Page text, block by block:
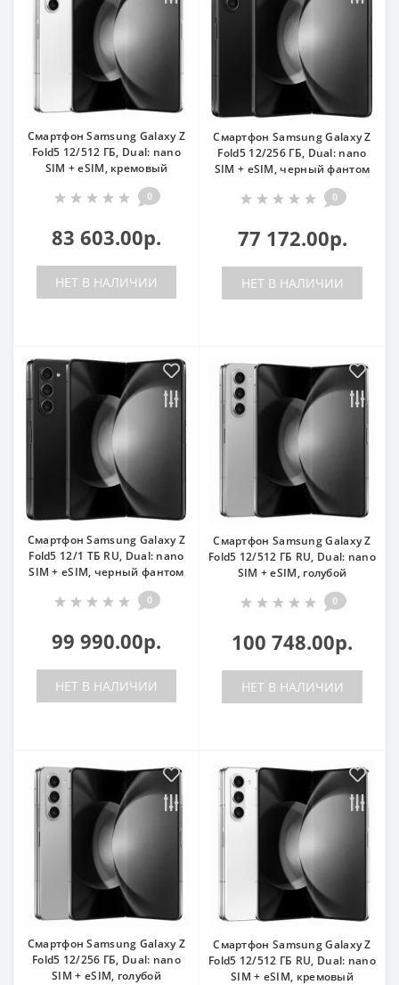
Смартфон Samsung Galaxy Z
Fold5 12/512 ГБ, Dual: nano
SIM + eSIM, кремовый
0
83 603.00р.
НЕТ В НАЛИЧИИ
Смартфон Samsung Galaxy Z
Fold5 12/256 ГБ, Dual: nano
SIM + eSIM, черный фантом
0
77 172.00р.
НЕТ В НАЛИЧИИ
Смартфон Samsung Galaxy Z
Fold5 12/1 ТБ RU, Dual: nano
SIM + eSIM, черный фантом
0
99 990.00р.
НЕТ В НАЛИЧИИ
Смартфон Samsung Galaxy Z
Fold5 12/512 ГБ RU, Dual: nano
SIM + eSIM, голубой
0
100 748.00р.
НЕТ В НАЛИЧИИ
Смартфон Samsung Galaxy Z
Fold5 12/256 ГБ, Dual: nano
SIM + eSIM, голубой
Смартфон Samsung Galaxy Z
Fold5 12/512 ГБ RU, Dual: nano
SIM + eSIM, кремовый